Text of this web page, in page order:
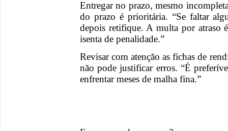
Entregar no prazo, mesmo
do prazo é prioritária. “Se faltar
depois retifique. A multa por atraso
isenta de penalidade.”
Revisar com atenção as fichas de
não pode justificar erros. “É
enfrentar meses de malha fina.”